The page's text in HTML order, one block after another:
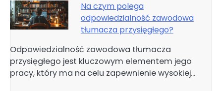
Na czym polega
odpowiedzialność zawodowa
tłumacza przysięgłego?
Odpowiedzialność zawodowa tłumacza
przysięgłego jest kluczowym elementem jego
pracy, który ma na celu zapewnienie wysokiej…